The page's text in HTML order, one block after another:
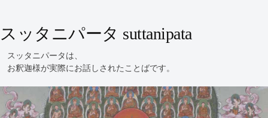
スッタニパータ suttanipata